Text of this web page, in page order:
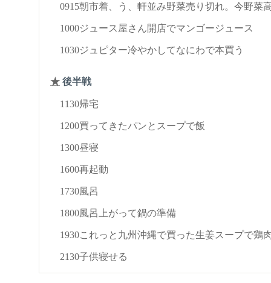
0915朝市着、う、軒並み野菜売り切れ。今野菜
1000ジュース屋さん開店でマンゴージュース
1030ジュピター冷やかしてなにわで本買う
★ 後半戦
1130帰宅
1200買ってきたパンとスープで飯
1300昼寝
1600再起動
1730風呂
1800風呂上がって鍋の準備
1930これっと九州沖縄で買った生姜スープで鶏
2130子供寝せる